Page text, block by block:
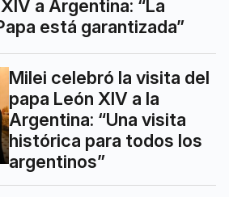
a Argentina: “La
está garantizada”
Milei celebró la visita del
papa León XIV a la
Argentina: “Una visita
histórica para todos los
argentinos”